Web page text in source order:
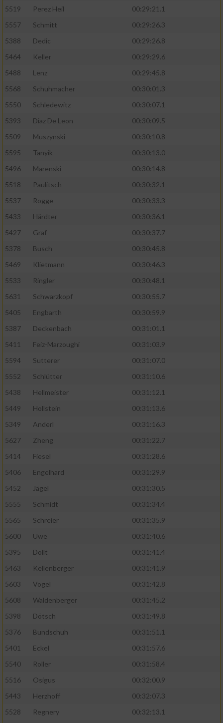
5519 Perez Heil
00:29:21.1
5557
Schmitt
00:29:26.3
5388
Dedic
00:29:26.8
5464
Keller
00:29:29.6
5488
Lenz
00:29:45.8
5568
Schuhmacher
00:30:01.3
5550
Schledewitz
00:30:07.1
5393
Diaz De Leon
00:30:09.5
5509
Muszynski
00:30:10.8
5595
Tanyik
00:30:13.0
5496
Marenski
00:30:14.8
5518
Paulitsch
00:30:32.1
5537
Rogge
00:30:33.3
5433
Härdter
00:30:36.1
5427
Graf
00:30:37.7
5378
Busch
00:30:45.8
5469
Klietmann
00:30:46.3
5533
Ringler
00:30:48.1
5631
Schwarzkopf
00:30:55.7
5405
Engbarth
00:30:59.9
5387
Deckenbach
00:31:01.1
5411
Feiz-Marzoughi
00:31:03.9
5594
Sutterer
00:31:07.0
5552
Schlütter
00:31:10.6
5438
Hellmeister
00:31:12.1
5449
Hollstein
00:31:13.6
5349
Anderl
00:31:16.3
5627
Zheng
00:31:22.7
5414
Fiesel
00:31:28.6
5406
Engelhard
00:31:29.9
5452
Jägel
00:31:30.5
5555
Schmidt
00:31:34.4
5565
Schreier
00:31:35.9
5600
Uwe
00:31:40.6
5395
Dollt
00:31:41.4
5463
Kellenberger
00:31:41.9
5603
Vogel
00:31:42.8
5608
Waldenberger
00:31:45.2
5398
Dötsch
00:31:49.8
5376
Bundschuh
00:31:51.1
5401
Eckel
00:31:57.6
5540
Roller
00:31:58.4
5516
Osigus
00:32:00.9
5443
Herzhoff
00:32:07.3
5528
Regnery
00:32:13.1